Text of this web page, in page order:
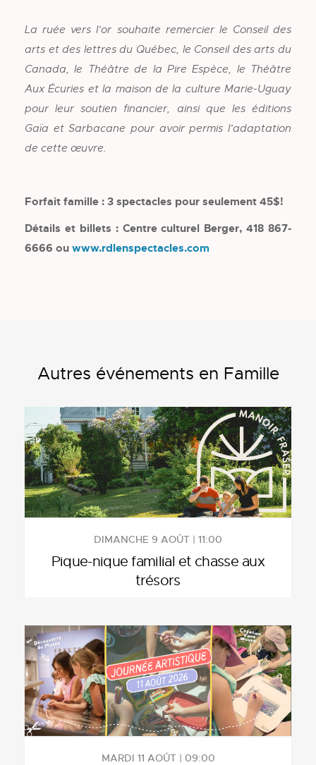
La ruée vers l’or souhaite remercier le Conseil des
arts et des lettres du Québec, le Conseil des arts du
Canada, le Théâtre de la Pire Espèce, le Théâtre
Aux Écuries et la maison de la culture Marie-Uguay
pour leur soutien financier, ainsi que les éditions
Gaïa et Sarbacane pour avoir permis l’adaptation
de cette œuvre.
Forfait famille : 3 spectacles pour seulement 45$!
Détails et billets : Centre culturel Berger, 418 867-
6666 ou www.rdlenspectacles.com
Autres événements en Famille
DIMANCHE 9 AOÛT | 11:00
Pique-nique familial et chasse aux
trésors
MARDI 11 AOÛT | 09:00